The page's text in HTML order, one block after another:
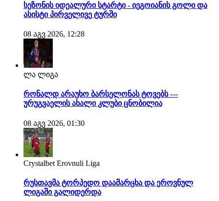
სეზონის იდეალური სტარტი - იეგოიანის გოლი და
ასისტი პირველივე ტურში
08 აგვ 2026, 12:28
ლა ლიგა
რონალდ არაუხო ბარსელონას ტოვებს —
ურუგვაელის ახალი კლუბი ცნობილია
08 აგვ 2026, 01:30
Crystalbet Erovnuli Liga
რუსთავმა ტორპედო დაამარცხა და ეროვნულ
ლიგაში გალიდერდა